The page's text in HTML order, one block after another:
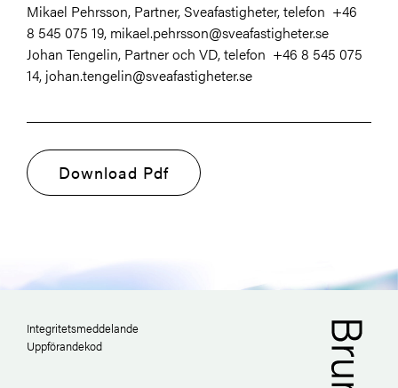
Mikael Pehrsson, Partner, Sveafastigheter, telefon +46
8 545 075 19, mikael.pehrsson@sveafastigheter.se
Johan Tengelin, Partner och VD, telefon +46 8 545 075
14, johan.tengelin@sveafastigheter.se
Download Pdf
Integritetsmeddelande
Uppförandekod